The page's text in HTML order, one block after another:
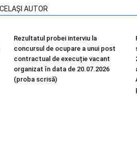
AUTOR
Rezultatul probei interviu la
concursul de ocupare a unui post
contractual de execuție vacant
organizat în data de 20.07.2026
(proba scrisă)